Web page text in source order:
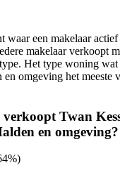
waar een makelaar
makelaar verkoopt
Het type woning wat
omgeving het meeste
Twan
en omgeving?